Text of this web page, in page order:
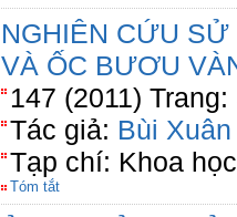
NGHIÊN CỨU
VÀ ỐC BƯƠU
147 (2011) Trang:
Tác giả: Bùi
Tạp chí: Khoa
Tóm tắt